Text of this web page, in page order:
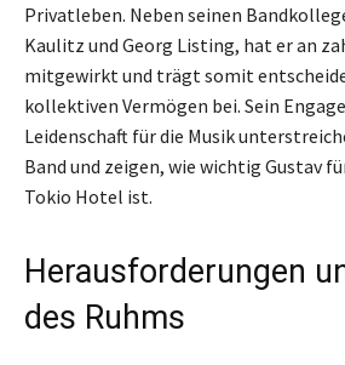
Privatleben. Neben seinen
Kaulitz und Georg Listing, hat er an
mitgewirkt und trägt somit
kollektiven Vermögen bei. Sein
Leidenschaft für die Musik
Band und zeigen, wie wichtig Gustav
Tokio Hotel ist.
Herausforderungen
des Ruhms